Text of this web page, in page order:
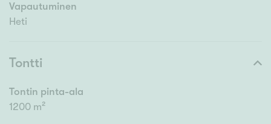
Vapautuminen
Heti
Tontti
Tontin pinta-ala
1200 m²